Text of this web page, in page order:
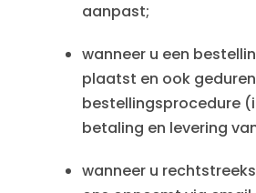
aanpast;
wanneer u een
plaatst en ook
bestellingsprocedure
betaling en levering
wanneer u